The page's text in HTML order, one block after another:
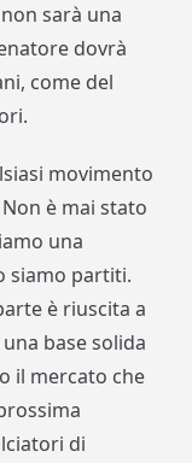
sarà una
dovrà
come del
movimento
è mai stato
una
siamo partiti.
è riuscita a
base solida
il mercato che
di